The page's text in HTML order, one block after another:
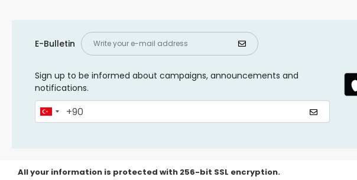
E-Bulletin
Sign up to be informed about campaigns, announcements and
notifications.
All your information is protected with 256-bit SSL encryption.